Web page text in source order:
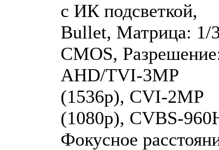
с ИК подсветкой,
Bullet, Матрица: 1/
CMOS,
AHD/TVI-3MP
(1536p), CVI-2MP
(1080p), CVBS-
Фокусное